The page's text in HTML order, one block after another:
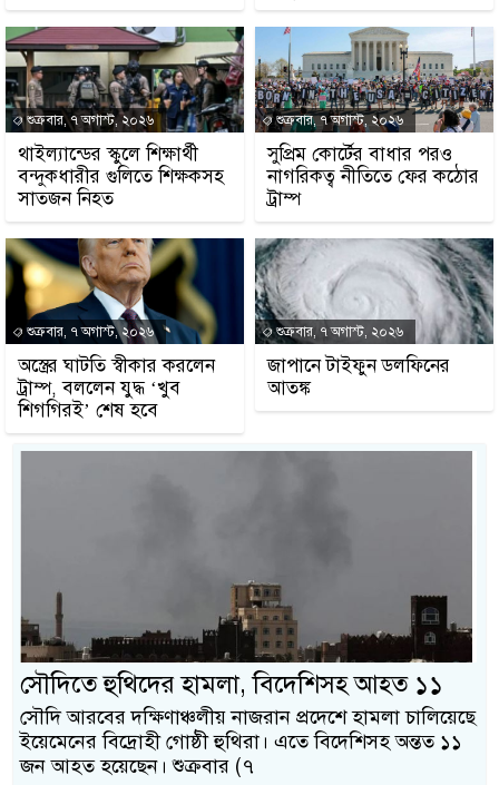
শুক্রবার, ৭ অগাস্ট, ২০২৬
থাইল্যান্ডের স্কুলে শিক্ষার্থী
বন্দুকধারীর গুলিতে শিক্ষকসহ
সাতজন নিহত
শুক্রবার, ৭ অগাস্ট, ২০২৬
সুপ্রিম কোর্টের বাধার পরও
নাগরিকত্ব নীতিতে ফের কঠোর
ট্রাম্প
শুক্রবার, ৭ অগাস্ট, ২০২৬
অস্ত্রের ঘাটতি স্বীকার করলেন
ট্রাম্প, বললেন যুদ্ধ ‘খুব
শিগগিরই’ শেষ হবে
শুক্রবার, ৭ অগাস্ট, ২০২৬
জাপানে টাইফুন ডলফিনের
আতঙ্ক
সৌদিতে হুথিদের হামলা, বিদেশিসহ আহত ১১
সৌদি আরবের দক্ষিণাঞ্চলীয় নাজরান প্রদেশে হামলা চালিয়েছে
ইয়েমেনের বিদ্রোহী গোষ্ঠী হুথিরা। এতে বিদেশিসহ অন্তত ১১
জন আহত হয়েছেন। শুক্রবার (৭